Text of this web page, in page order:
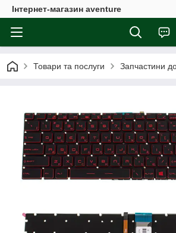
Інтернет-магазин aventure
Товари та послуги Запчастини